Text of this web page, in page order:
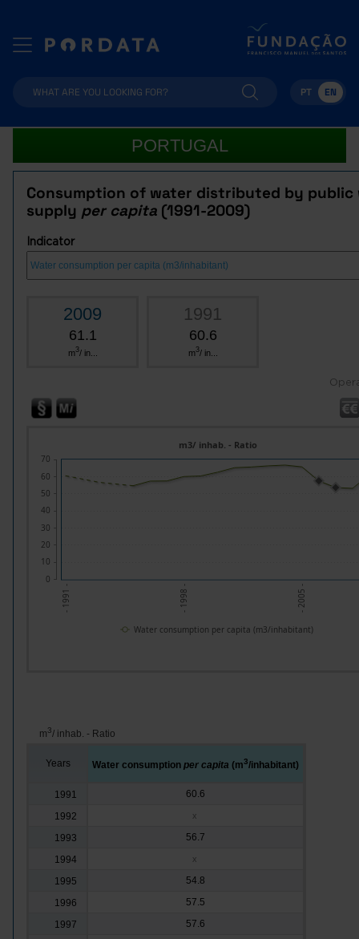
PT EN
PORTUGAL
Consumption of water distributed by public
supply per capita (1991-2009)
Indicator
2009
61.1
m3/ in...
1991
60.6
m3/ in...
- 1991 - - 1998 - - 2005 -
m3/ inhab. - Ratio
0
10
20
30
40
50
60
70
Water consumption per capita (m3/inhabitant)
m3/ inhab. - Ratio
Years Water consumption per capita (m3/inhabitant)
1991
60.6
1992
x
1993
56.7
1994
x
1995
54.8
1996
57.5
1997
57.6